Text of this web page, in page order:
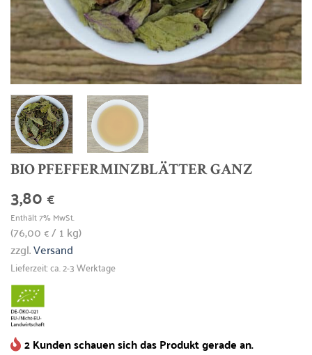
BIO PFEFFERMINZBLÄTTER GANZ
3,80 €
Enthält 7% MwSt.
(76,00 €/ 1 kg)
zzgl.Versand
Lieferzeit: ca. 2-3 Werktage
2 Kunden schauen sich das Produkt gerade an.